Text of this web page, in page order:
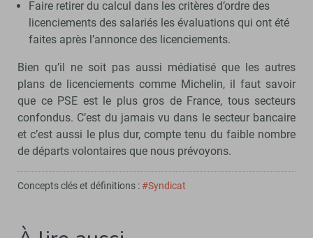
Faire retirer du calcul dans les critères d’ordre des
licenciements des salariés les évaluations qui ont été
faites après l’annonce des licenciements.
Bien qu’il ne soit pas aussi médiatisé que les autres
plans de licenciements comme Michelin, il faut savoir
que ce PSE est le plus gros de France, tous secteurs
confondus. C’est du jamais vu dans le secteur bancaire
et c’est aussi le plus dur, compte tenu du faible nombre
de départs volontaires que nous prévoyons.
Concepts clés et définitions :#Syndicat